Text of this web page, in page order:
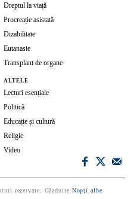
Dreptul la viață
Procreație asistată
Dizabilitate
Eutanasie
Transplant de organe
ALTELE
Lecturi esențiale
Politică
Educație și cultură
Religie
Video
rezervate. Găzduire Nopți albe